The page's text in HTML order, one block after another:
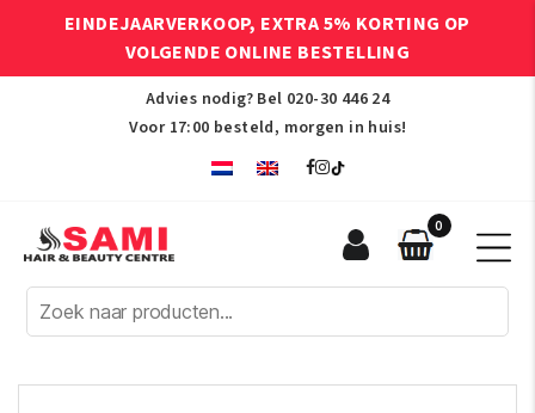
EINDEJAARVERKOOP, EXTRA 5% KORTING OP
VOLGENDE ONLINE BESTELLING
Advies nodig? Bel 020-30 446 24
Voor 17:00 besteld, morgen in huis!
Afro
Hair
Beauty
0